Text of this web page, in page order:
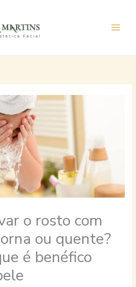
o rosto com
ou quente?
é benéfico